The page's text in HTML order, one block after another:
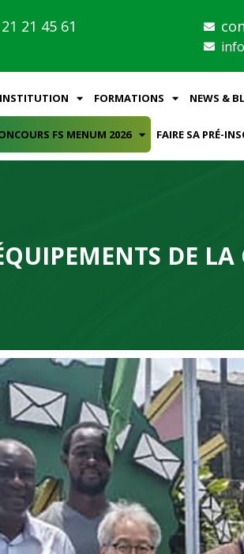
21 45 61
FORMATIONS NEWS &
FS MENUM 2026 FAIRE SA PRÉ-
DE LA